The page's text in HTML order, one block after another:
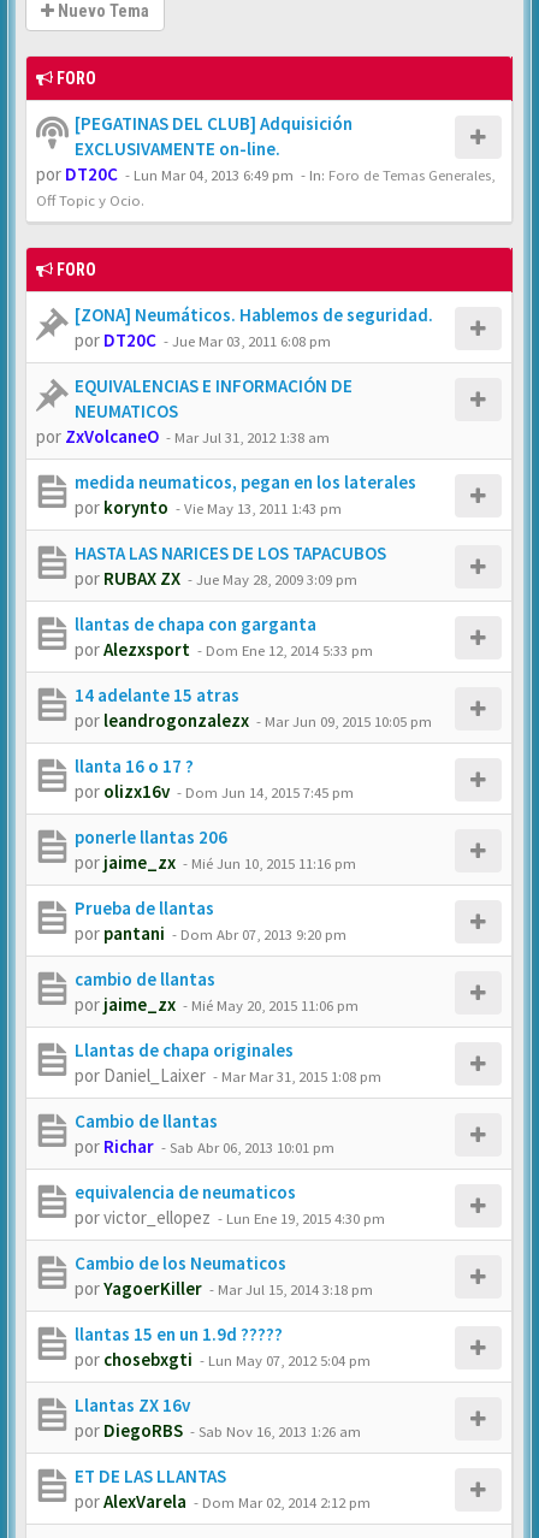
Nuevo Tema
FORO
[PEGATINAS DEL CLUB] Adquisición
EXCLUSIVAMENTE on-line.
por DT20C - Lun Mar 04, 2013 6:49 pm - In: Foro de Temas Generales,
Off Topic y Ocio.
FORO
[ZONA] Neumáticos. Hablemos de seguridad.
por DT20C -Jue Mar 03, 2011 6:08 pm
EQUIVALENCIAS E INFORMACIÓN DE
NEUMATICOS
por ZxVolcaneO - Mar Jul 31, 2012 1:38 am
medida neumaticos, pegan en los laterales
por korynto -Vie May 13, 2011 1:43 pm
HASTA LAS NARICES DE LOS TAPACUBOS
por RUBAX ZX -Jue May 28, 2009 3:09 pm
llantas de chapa con garganta
porAlezxsport - Dom Ene 12, 2014 5:33 pm
14 adelante 15 atras
por leandrogonzalezx - Mar Jun 09, 2015 10:05 pm
llanta 16 o 17 ?
por olizx16v - Dom Jun 14, 2015 7:45 pm
ponerle llantas 206
por jaime_zx - Mié Jun 10, 2015 11:16 pm
Prueba de llantas
por pantani - Dom Abr 07, 2013 9:20 pm
cambio de llantas
por jaime_zx - Mié May 20, 2015 11:06 pm
Llantas de chapa originales
por Daniel_Laixer - Mar Mar 31, 2015 1:08 pm
Cambio de llantas
por Richar -Sab Abr 06, 2013 10:01 pm
equivalencia de neumaticos
porvictor_ellopez - Lun Ene 19, 2015 4:30 pm
Cambio de los Neumaticos
porYagoerKiller - Mar Jul 15, 2014 3:18 pm
llantas 15 en un 1.9d ?????
por chosebxgti - Lun May 07, 2012 5:04 pm
Llantas ZX 16v
por DiegoRBS -Sab Nov 16, 2013 1:26 am
ET DE LAS LLANTAS
porAlexVarela - Dom Mar 02, 2014 2:12 pm